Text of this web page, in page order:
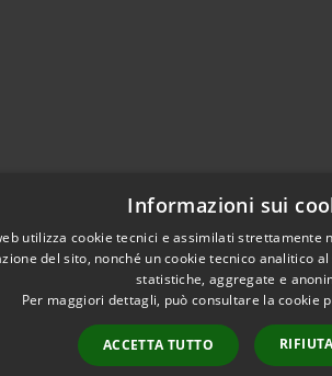
Informazioni sui
utilizza cookie tecnici e assimilati strettamente
del sito, nonché un cookie tecnico analitico
statistiche, aggregate e
Per maggiori dettagli, può consultare la cookie
ACCETTA TUTTO